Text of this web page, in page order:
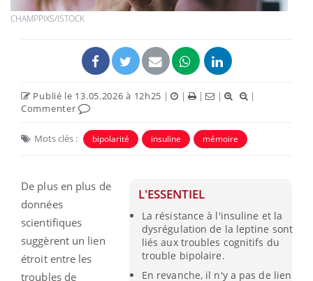
CHAMPPIXS/ISTOCK
Publié le 13.05.2026 à 12h25 | | | |
|
Commenter
Mots clés : bipolarité insuline mémoire
L'ESSENTIEL
La résistance à l'insuline et la
dysrégulation de la leptine sont
liés aux troubles cognitifs du
trouble bipolaire.
En revanche, il n'y a pas de lien
De plus en plus de
données
scientifiques
suggèrent un lien
étroit entre les
troubles de